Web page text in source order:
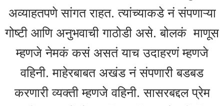
अव्याहतपणे सांगत राहत. त्यांच्याकडे नं संपणाऱ्या
गोष्टी आणि अनुभवाची गाठोडी असे. बोलकं माणूस
म्हणजे नेमकं कसं असतं याच उदाहरणं म्हणजे
वहिनी. माहेरबाबत अखंड नं संपणारी बडबड
करणारी व्यक्ती म्हणजे वहिनी. सासरबद्दल प्रेम